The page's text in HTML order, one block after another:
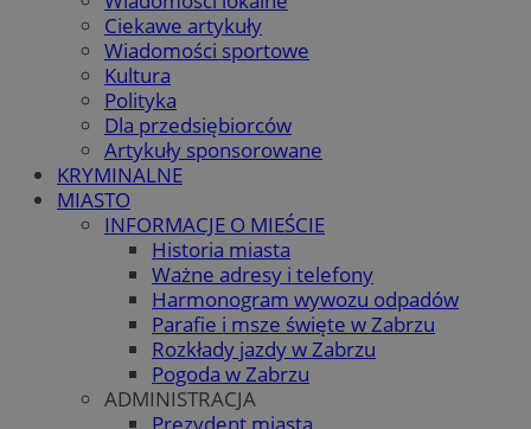
Ciekawe artykuły
Wiadomości sportowe
Kultura
Polityka
Dla przedsiębiorców
Artykuły sponsorowane
KRYMINALNE
MIASTO
INFORMACJE O MIEŚCIE
Historia miasta
Ważne adresy i telefony
Harmonogram wywozu odpadów
Parafie i msze święte w Zabrzu
Rozkłady jazdy w Zabrzu
Pogoda w Zabrzu
ADMINISTRACJA